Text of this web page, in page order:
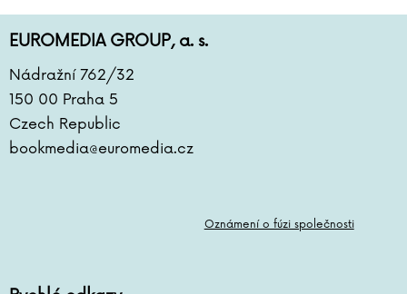
EUROMEDIA GROUP, a. s.
Nádražní 762/32
150 00 Praha 5
Czech Republic
bookmedia@euromedia.cz
Oznámení o fúzi společnosti